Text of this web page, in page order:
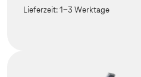
Lieferzeit:1-3 Werktage